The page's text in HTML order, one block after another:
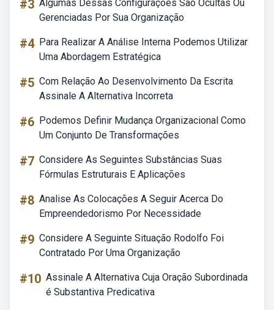
#3 Algumas Dessas Configurações São Ocultas Ou
Gerenciadas Por Sua Organização
#4 Para Realizar A Análise Interna Podemos Utilizar
Uma Abordagem Estratégica
#5 Com Relação Ao Desenvolvimento Da Escrita
Assinale A Alternativa Incorreta
#6 Podemos Definir Mudança Organizacional Como
Um Conjunto De Transformações
#7 Considere As Seguintes Substâncias Suas
Fórmulas Estruturais E Aplicações
#8 Analise As Colocações A Seguir Acerca Do
Empreendedorismo Por Necessidade
#9 Considere A Seguinte Situação Rodolfo Foi
Contratado Por Uma Organização
#10 Assinale A Alternativa Cuja Oração Subordinada
é Substantiva Predicativa